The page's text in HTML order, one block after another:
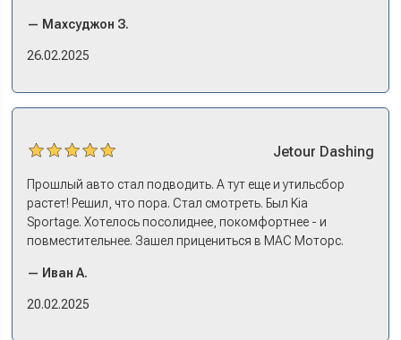
в документах порядок. И кредит дали без проблем. И
еще ОСАГО и КАСКО оформили. Зато на выдаче такие
— Махсуджон З.
26.02.2025
Jetour Dashing
Прошлый авто стал подводить. А тут еще и утильсбор
растет! Решил, что пора. Стал смотреть. Был Kia
Sportage. Хотелось посолиднее, покомфортнее - и
повместительнее. Зашел прицениться в МАС Моторс.
и прям мое! Даже не скажешь, что «китаец». Прям не
вылезая из него и порешали. Спортэйдж в трейд-ин
— Иван А.
20.02.2025